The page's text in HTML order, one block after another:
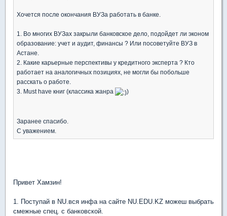
Хочется после окончания ВУЗа работать в банке.
1. Во многих ВУЗах закрыли банковское дело, подойдет ли эконом
образование: учет и аудит, финансы ? Или посоветуйте ВУЗ в
Астане.
2. Какие карьерные перспективы у кредитного эксперта ? Кто
работает на аналогичных позициях, не могли бы побольше
расскать о работе.
3. Must have книг (классика жанра
)
Заранее спасибо.
С уважением.
Привет Хамзин!
1. Поступай в NU.вся инфа на сайте NU.EDU.KZ можеш выбрать
смежные спец. с банковской.